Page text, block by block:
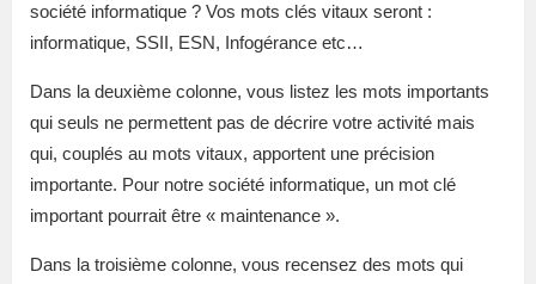
société informatique ? Vos mots clés vitaux seront :
informatique, SSII, ESN, Infogérance etc…
Dans la deuxième colonne, vous listez les mots importants
qui seuls ne permettent pas de décrire votre activité mais
qui, couplés au mots vitaux, apportent une précision
importante. Pour notre société informatique, un mot clé
important pourrait être « maintenance ».
Dans la troisième colonne, vous recensez des mots qui